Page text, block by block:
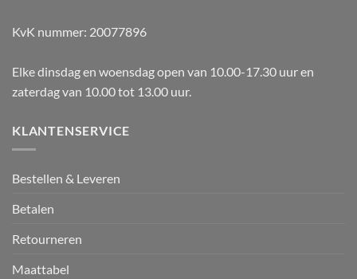
KvK nummer: 20077896
Elke dinsdag en woensdag open van 10.00-17.30 uur en
zaterdag van 10.00 tot 13.00 uur.
KLANTENSERVICE
Bestellen & Leveren
Betalen
Retourneren
Maattabel